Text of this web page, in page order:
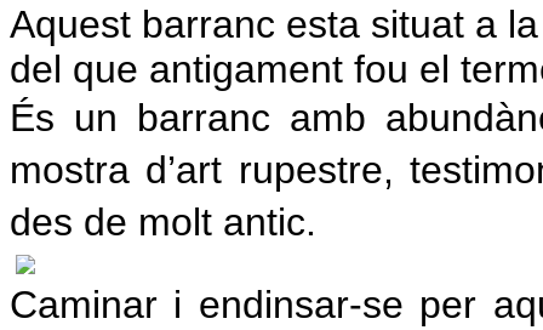
Aquest barranc esta situat a
del que antigament fou el
És un barranc amb
mostra d’art rupestre,
des de molt antic.
Caminar i endinsar-se per